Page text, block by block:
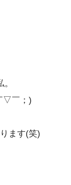
▽￣；)
ます(笑)